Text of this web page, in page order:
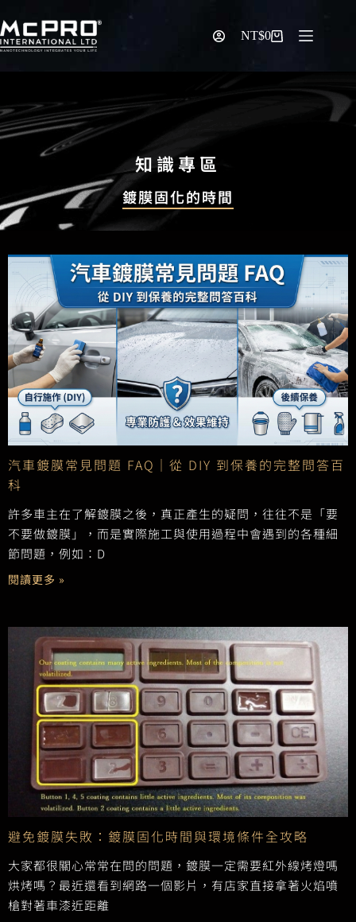
NT$0
知識專區
鍍膜固化的時間
汽車鍍膜常見問題 FAQ｜從 DIY 到保養的完整問答百
科
許多車主在了解鍍膜之後，真正產生的疑問，往往不是「要
不要做鍍膜」，而是實際施工與使用過程中會遇到的各種細
節問題，例如：D
閱讀更多 »
避免鍍膜失敗：鍍膜固化時間與環境條件全攻略
大家都很關心常常在問的問題，鍍膜一定需要紅外線烤燈嗎
烘烤嗎？最近還看到網路一個影片，有店家直接拿著火焰噴
槍對著車漆近距離